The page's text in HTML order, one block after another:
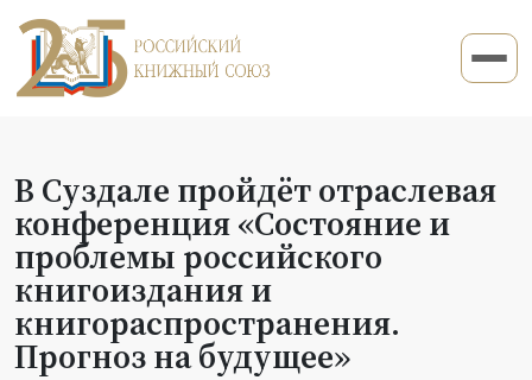
В Суздале пройдёт отраслевая
конференция «Состояние и
проблемы российского
книгоиздания и
книгораспространения.
Прогноз на будущее»